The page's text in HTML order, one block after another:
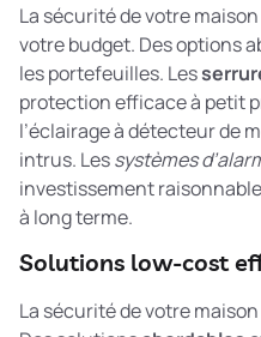
La sécurité de votre
votre budget. Des options
les portefeuilles. Les
protection efficace à petit
l’éclairage à détecteur de
intrus. Lessystèmes
investissement
à long terme.
Solutions low-cost
La sécurité de votre